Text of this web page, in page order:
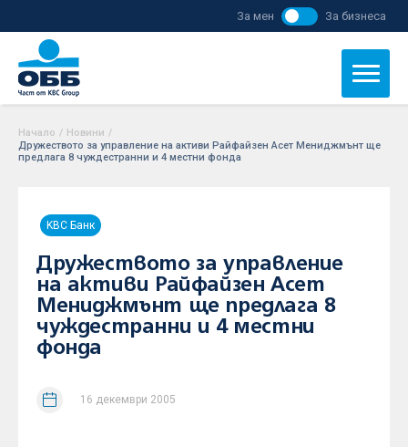
За мен За бизнеса
Начало / Новини /
Дружеството за управление на активи Райфайзен Асет Мениджмънт ще
предлага 8 чуждестранни и 4 местни фонда
KBC Банк
Дружеството за управление
на активи Райфайзен Асет
Мениджмънт ще предлага 8
чуждестранни и 4 местни
фонда
16 декември 2005